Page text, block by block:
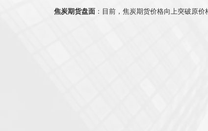
焦炭期货盘面 ：目前，焦炭期货价格向上突破原价